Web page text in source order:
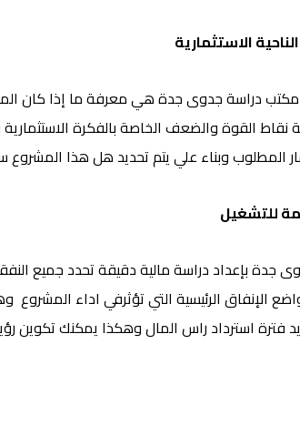
الاستثمارية
مكتب دراسة جدوى جدة هي معرفة ما إذا كان
نقاط القوة والضعف الخاصة بالفكرة
المطلوب وبناء علي يتم تحديد هل هذا المشروع
للتشغيل
بإعداد دراسة مالية دقيقة تحدد جميع
الإنفاق الرئيسية التي تؤثرفي اداء
فترة استرداد راس المال وهكذا يمكنك تكوين